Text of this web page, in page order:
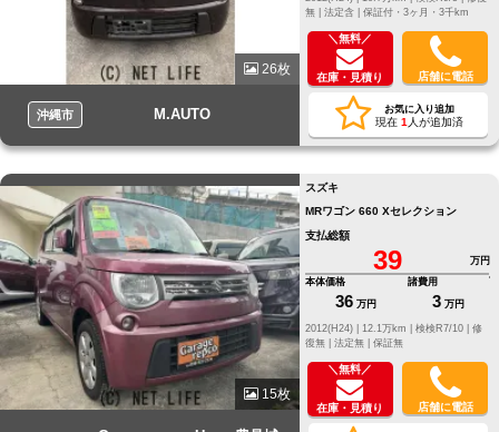
26枚
沖縄市 M.AUTO
無 | 法定含 | 保証付・3ヶ月・3千km
＼無料／
在庫・見積り 店舗に電話
お気に入り追加
現在 1 人が追加済
15枚
スズキ
MRワゴン 660 Xセレクション
支払総額
39
万円
本体価格
36 万円
諸費用
3 万円
修
復無 | 法定無 | 保証無
＼無料／
在庫・見積り 店舗に電話